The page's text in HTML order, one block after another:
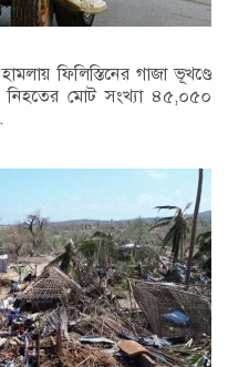
ফিলিস্তিনের গাজা ভূখণ্ডে
মোট সংখ্যা ৪৫,০৫০